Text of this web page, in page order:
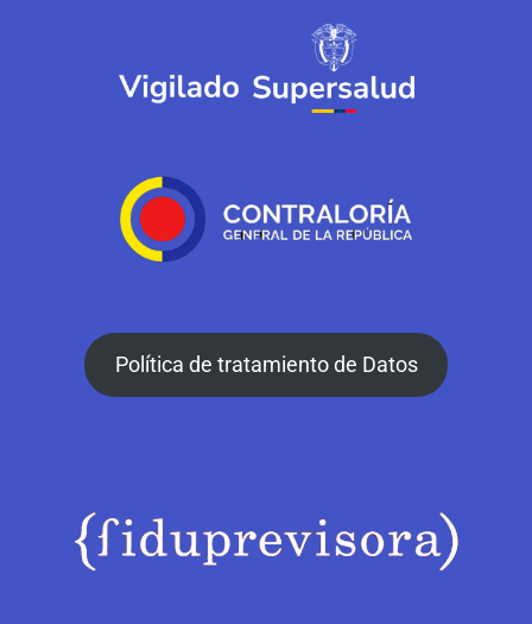
Política de tratamiento de Datos